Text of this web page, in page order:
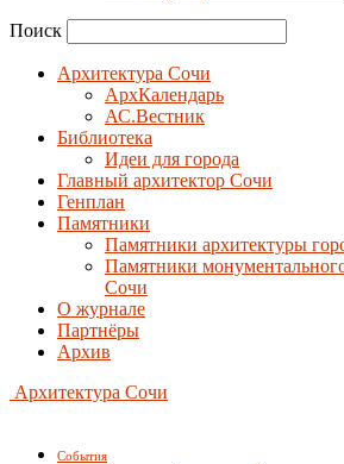
Поиск
Архитектура Сочи
АрхКалендарь
АС.Вестник
Библиотека
Идеи для города
Главный архитектор Сочи
Генплан
Памятники
Памятники архитектуры
Памятники
Сочи
О журнале
Партнёры
Архив
Архитектура Сочи
События